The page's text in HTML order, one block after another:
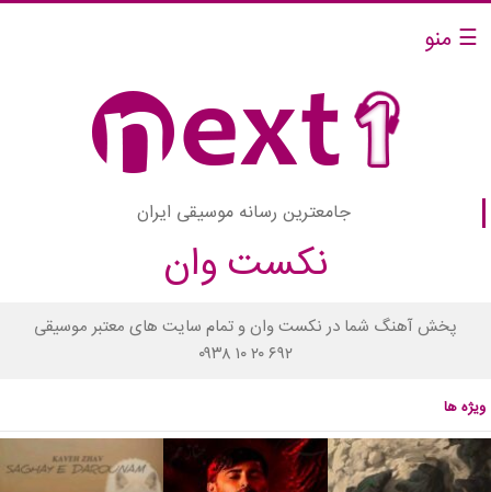
☰ منو
جامعترین رسانه موسیقی ایران
نکست وان
پخش آهنگ شما در نکست وان و تمام سایت های معتبر موسیقی
۰۹۳۸ ۱۰ ۲۰ ۶۹۲
ویژه ها